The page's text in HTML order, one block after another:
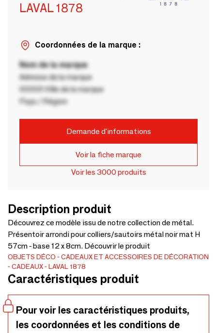
LAVAL 1878
Coordonnées de la marque :
Nom de la marque
Adresse de la marque
00000 Ville de la marque
Pays / Région
Demande d'informations
Voir la fiche marque
Voir les 3000 produits
Description produit
Découvrez ce modèle issu de notre collection de métal.
Présentoir arrondi pour colliers/sautoirs métal noir mat H
57cm - base 12 x 8cm. Découvrir le produit
OBJETS DÉCO
CADEAUX ET ACCESSOIRES DE DÉCORATION
CADEAUX
LAVAL 1878
Caractéristiques produit
Pour voir les caractéristiques produits,
les coordonnées et les conditions de